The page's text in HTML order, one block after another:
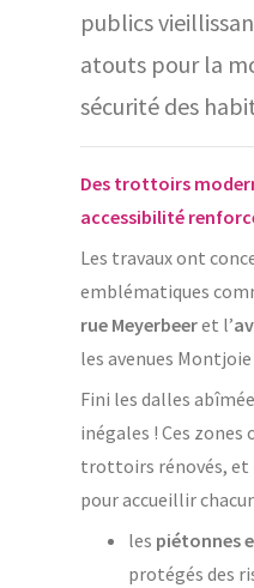
publics
atouts pour la
sécurité des
Des trottoirs
accessibilité
Les travaux ont
emblématiques
rue Meyerbeeret l’
les avenues
Fini les dalles
inégales ! Ces
trottoirs rénovés,
pour accueillir
les piétonnes
protégés des